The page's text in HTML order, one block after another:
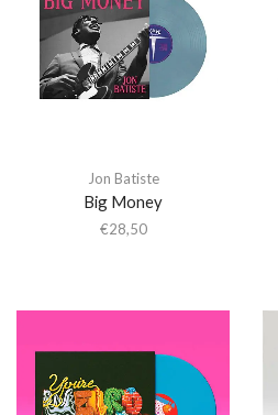
Jon Batiste
Big Money
€28,50